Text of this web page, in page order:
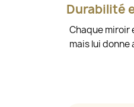
Durabilité
Chaque
mais lui donne